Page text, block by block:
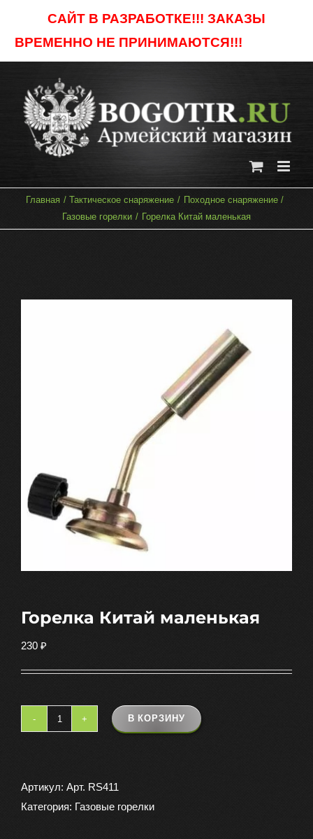
САЙТ В РАЗРАБОТКЕ!!! ЗАКАЗЫ
ВРЕМЕННО НЕ ПРИНИМАЮТСЯ!!!
content
Главная Тактическое снаряжение
Походное снаряжение
Газовые горелки
Горелка Китай маленькая
Горелка Китай маленькая
230 ₽
Количество
Китай
маленькая
В КОРЗИНУ
Артикул: Арт. RS411
Категория: Газовые горелки